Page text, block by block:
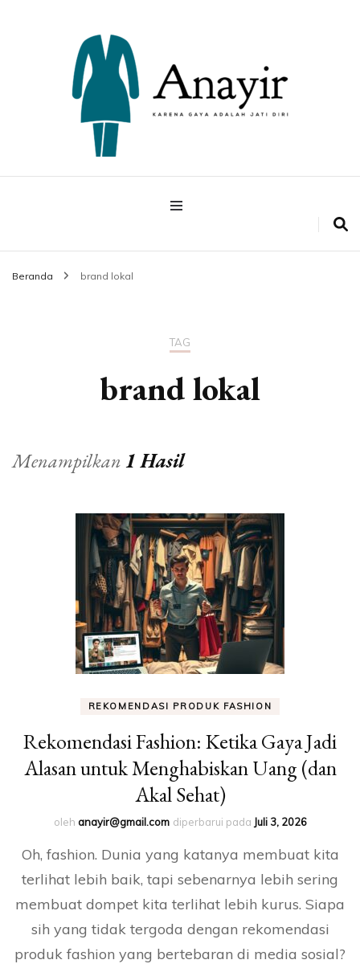
Anayir
Karena Gaya Adalah Jati Diri
Beranda brand lokal
TAG
brand lokal
Menampilkan1 Hasil
REKOMENDASI PRODUK FASHION
Rekomendasi Fashion: Ketika Gaya Jadi
Alasan untuk Menghabiskan Uang (dan
Akal Sehat)
oleh anayir@gmail.com diperbarui pada Juli 3, 2026
Oh, fashion. Dunia yang katanya membuat kita
terlihat lebih baik, tapi sebenarnya lebih sering
membuat dompet kita terlihat lebih kurus. Siapa
sih yang tidak tergoda dengan rekomendasi
produk fashion yang bertebaran di media sosial?